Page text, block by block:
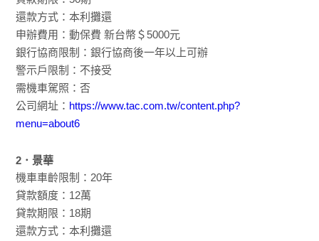
還款方式：本利攤還
申辦費用：動保費 新台幣＄5000元
銀行協商限制：銀行協商後一年以上可辦
警示戶限制：不接受
需機車駕照：否
公司網址： https://www.tac.com.tw/content.php?
menu=about6
2．景華
機車車齡限制：20年
貸款額度：12萬
貸款期限：18期
還款方式：本利攤還